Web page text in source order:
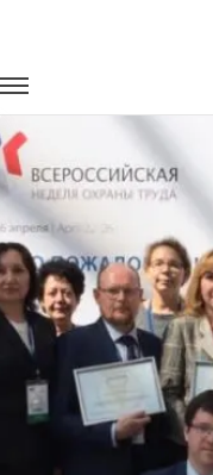
Всероссийская неделя